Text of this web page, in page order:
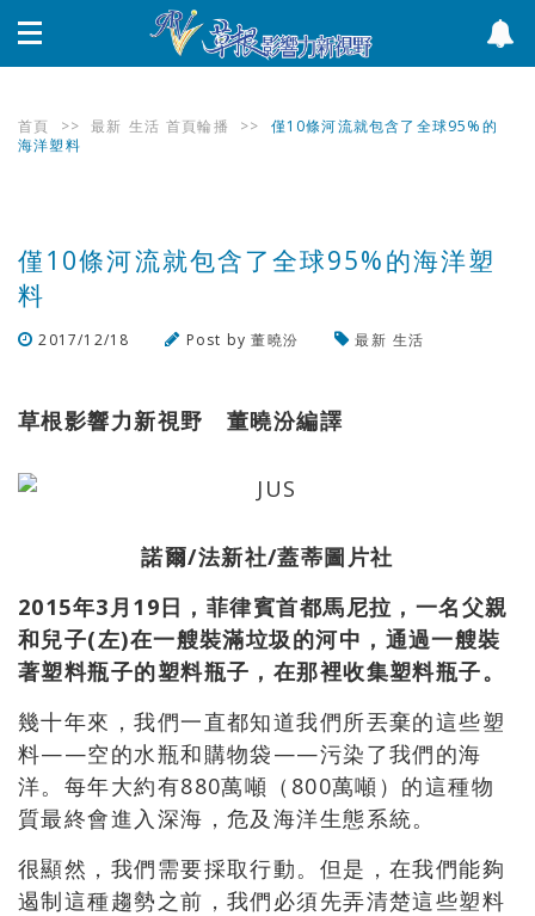
首頁 >> 最新 生活 首頁輪播 >>
僅10條河流就包含了全球95%的
海洋塑料
僅10條河流就包含了全球95%的海洋塑
料
2017/12/18 Post by董曉汾 最新 生活
草根影響力新視野 董曉汾編譯
諾爾/法新社/蓋蒂圖片社
2015年3月 19日，菲律賓首都馬尼拉，一名父親
和兒子(左)在一艘裝滿垃圾的河中，通過一艘裝
著塑料瓶子的塑料瓶子，在那裡收集塑料瓶子。
幾十年來，我們一直都知道我們所丟棄的這些塑
料——空的水瓶和購物袋——污染了我們的海
洋。每年大約有880萬噸（800萬噸）的這種物
質最終會進入深海，危及海洋生態系統。
很顯然，我們需要採取行動。但是，在我們能夠
遏制這種趨勢之前，我們必須先弄清楚這些塑料